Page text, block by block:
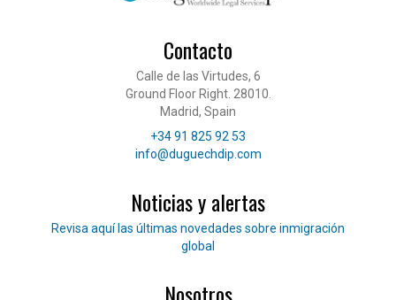
Contacto
Calle de las Virtudes, 6
Ground Floor Right. 28010.
Madrid, Spain
Teléfono
+34 91 825 92 53
Correo electrónico
info@duguechdip.com
Noticias y alertas
Lee nuestras noticias
Revisa aquí las últimas novedades sobre inmigración
global